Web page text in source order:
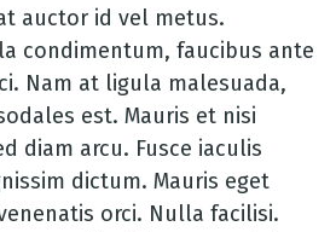
auctor id vel metus.
condimentum, faucibus ante
Nam at ligula malesuada,
est. Mauris et nisi
diam arcu. Fusce iaculis
dictum. Mauris eget
orci. Nulla facilisi.